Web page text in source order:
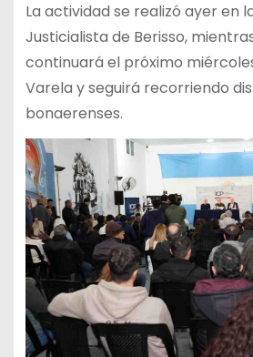
La actividad se realizó ayer en
Justicialista de Berisso,
continuará el próximo
Varela y seguirá recorriendo
bonaerenses.